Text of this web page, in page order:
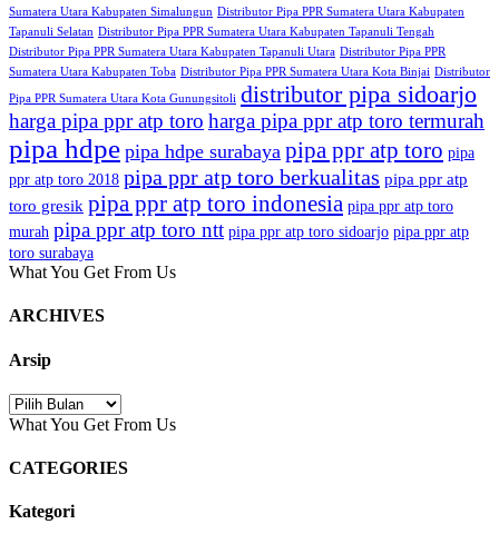
Sumatera Utara Kabupaten Simalungun Distributor Pipa PPR Sumatera Utara Kabupaten
Tapanuli Selatan Distributor Pipa PPR Sumatera Utara Kabupaten Tapanuli Tengah
Distributor Pipa PPR Sumatera Utara Kabupaten Tapanuli Utara Distributor Pipa PPR
Sumatera Utara Kabupaten Toba Distributor Pipa PPR Sumatera Utara Kota Binjai Distributor
Pipa PPR Sumatera Utara Kota Gunungsitoli distributor pipa sidoarjo
harga pipa ppr atp toro harga pipa ppr atp toro termurah
pipa hdpe pipa hdpe surabaya pipa ppr atp toro pipa
ppr atp toro 2018 pipa ppr atp toro berkualitas pipa ppr atp
toro gresik pipa ppr atp toro indonesia pipa ppr atp toro
murah pipa ppr atp toro ntt pipa ppr atp toro sidoarjo pipa ppr atp
toro surabaya
What You Get From Us
ARCHIVES
Arsip
Arsip
What You Get From Us
CATEGORIES
Kategori